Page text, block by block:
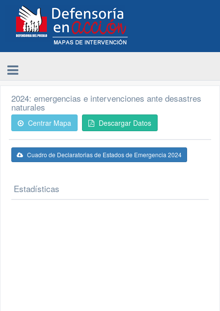
2024: emergencias e intervenciones ante desastres
naturales
Centrar Mapa Descargar Datos
Cuadro de Declaratorias de Estados de Emergencia 2024
Estadísticas